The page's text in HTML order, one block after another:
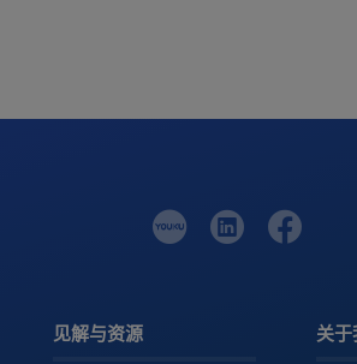
见解与资源 关于